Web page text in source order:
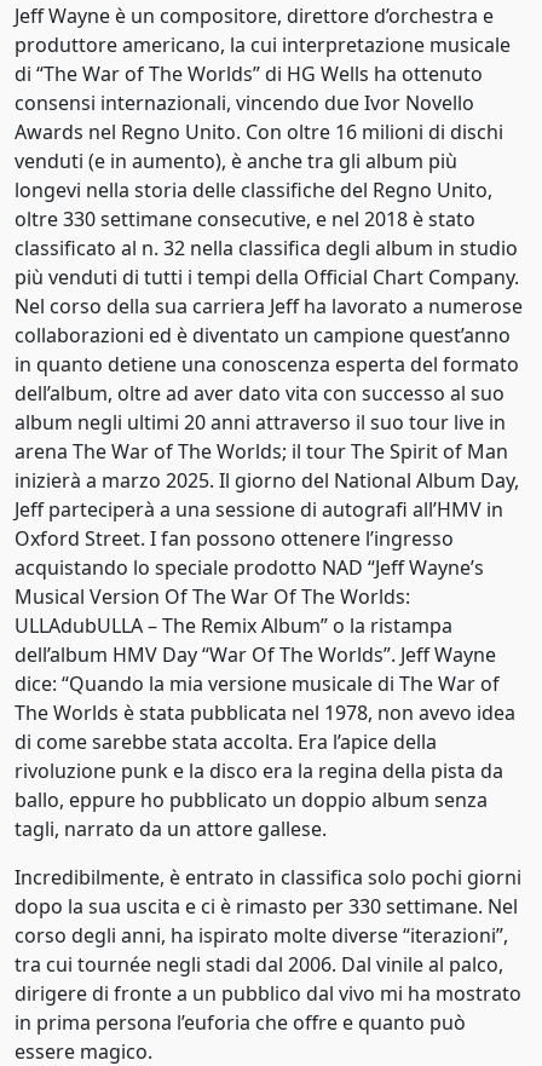
2015
2016
2017
2018
2019
2020
2021
2022
2023
2024
2025
2026
Jeff Wayne è un compositore, direttore d’orchestra e
produttore americano, la cui interpretazione musicale
di “The War of The Worlds” di HG Wells ha ottenuto
consensi internazionali, vincendo due Ivor Novello
Awards nel Regno Unito. Con oltre 16 milioni di dischi
venduti (e in aumento), è anche tra gli album più
longevi nella storia delle classifiche del Regno Unito,
oltre 330 settimane consecutive, e nel 2018 è stato
classificato al n. 32 nella classifica degli album in studio
più venduti di tutti i tempi della Official Chart Company.
Nel corso della sua carriera Jeff ha lavorato a numerose
collaborazioni ed è diventato un campione quest’anno
in quanto detiene una conoscenza esperta del formato
dell’album, oltre ad aver dato vita con successo al suo
album negli ultimi 20 anni attraverso il suo tour live in
arena The War of The Worlds; il tour The Spirit of Man
inizierà a marzo 2025. Il giorno del National Album Day,
Jeff parteciperà a una sessione di autografi all’HMV in
Oxford Street. I fan possono ottenere l’ingresso
acquistando lo speciale prodotto NAD “Jeff Wayne’s
Musical Version Of The War Of The Worlds:
ULLAdubULLA – The Remix Album” o la ristampa
dell’album HMV Day “War Of The Worlds”. Jeff Wayne
dice: “Quando la mia versione musicale di The War of
The Worlds è stata pubblicata nel 1978, non avevo idea
di come sarebbe stata accolta. Era l’apice della
rivoluzione punk e la disco era la regina della pista da
ballo, eppure ho pubblicato un doppio album senza
tagli, narrato da un attore gallese.
Incredibilmente, è entrato in classifica solo pochi giorni
dopo la sua uscita e ci è rimasto per 330 settimane. Nel
corso degli anni, ha ispirato molte diverse “iterazioni”,
tra cui tournée negli stadi dal 2006. Dal vinile al palco,
dirigere di fronte a un pubblico dal vivo mi ha mostrato
in prima persona l’euforia che offre e quanto può
essere magico.